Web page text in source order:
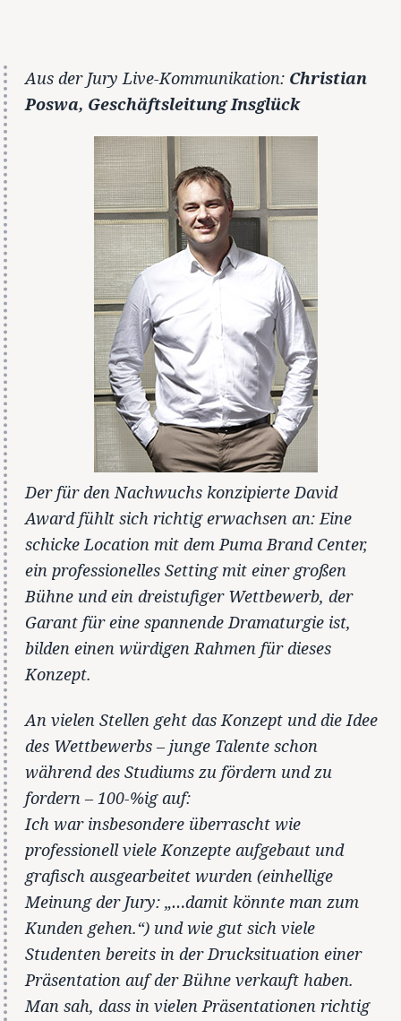
Aus der Jury Live-Kommunikation: Christian
Poswa, Geschäftsleitung Insglück
Der für den Nachwuchs konzipierte David
Award fühlt sich richtig erwachsen an: Eine
schicke Location mit dem Puma Brand Center,
ein professionelles Setting mit einer großen
Bühne und ein dreistufiger Wettbewerb, der
Garant für eine spannende Dramaturgie ist,
bilden einen würdigen Rahmen für dieses
Konzept.
An vielen Stellen geht das Konzept und die Idee
des Wettbewerbs – junge Talente schon
während des Studiums zu fördern und zu
fordern – 100-%ig auf:
Ich war insbesondere überrascht wie
professionell viele Konzepte aufgebaut und
grafisch ausgearbeitet wurden (einhellige
Meinung der Jury: „…damit könnte man zum
Kunden gehen.“) und wie gut sich viele
Studenten bereits in der Drucksituation einer
Präsentation auf der Bühne verkauft haben.
Man sah, dass in vielen Präsentationen richtig